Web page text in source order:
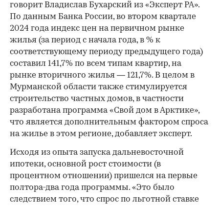
говорит Владислав Бухарский из «Эксперт РА».
По данным Банка России, во втором квартале
2024 года индекс цен на первичном рынке
жилья (за период с начала года, в % к
соответствующему периоду предыдущего года)
составил 141,7% по всем типам квартир, на
рынке вторичного жилья — 121,7%. В целом в
Мурманской области также стимулируется
строительство частных домов, в частности
разработана программа «Свой дом в Арктике»,
что является дополнительным фактором спроса
на жилье в этом регионе, добавляет эксперт.
Исходя из опыта запуска дальневосточной
ипотеки, основной рост стоимости (в
процентном отношении) пришелся на первые
полтора-два года программы. «Это было
следствием того, что спрос по льготной ставке